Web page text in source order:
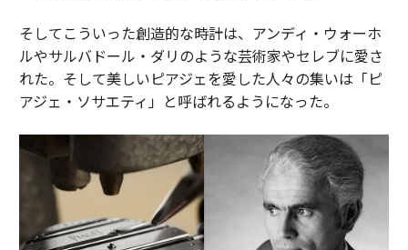
そしてこういった創造的な時計は、アンディ・ウォーホ
ルやサルバドール・ダリのような芸術家やセレブに愛さ
れた。そして美しいピアジェを愛した人々の集いは「ピ
アジェ・ソサエティ」と呼ばれるようになった。